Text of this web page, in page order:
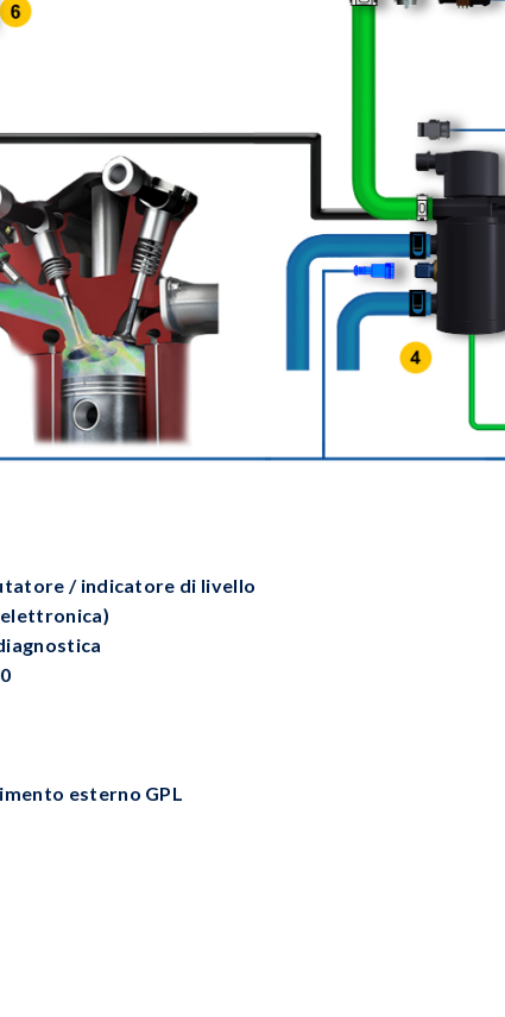
/ indicatore di livello
elettronica)
esterno GPL